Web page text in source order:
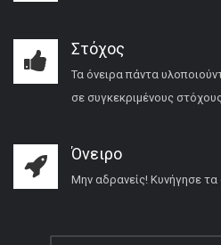
Στόχος
Τα όνειρα πάντα
σε συγκεκριμένους
Όνειρο
Μην αδρανείς! Κυνήγησε τα